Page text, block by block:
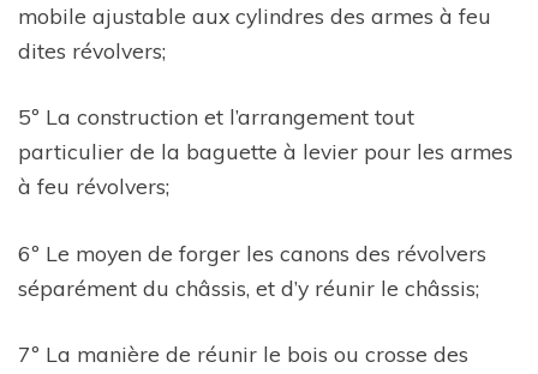
mobile ajustable aux cylindres des armes à feu
dites révolvers;
5º La construction et l’arrangement tout
particulier de la baguette à levier pour les armes
à feu révolvers;
6º Le moyen de forger les canons des révolvers
séparément du châssis, et d’y réunir le châssis;
7º La manière de réunir le bois ou crosse des